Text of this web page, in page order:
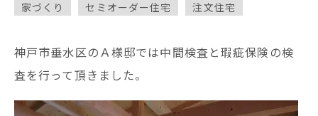
家づくり セミオーダー住宅 注文住宅
神戸市垂水区のＡ様邸では中間検査と瑕疵保険の検
査を行って頂きました。